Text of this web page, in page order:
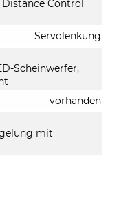
Control
Servolenkung
Scheinwerfer,
vorhanden
mit